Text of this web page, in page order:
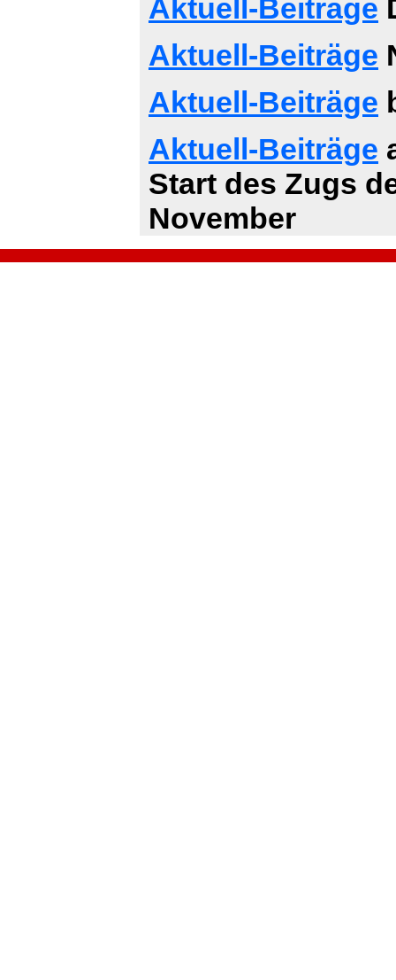
Aktuell-Beiträge
Aktuell-Beiträge
Aktuell-Beiträge
Aktuell-Beiträge
Start des Zugs
November